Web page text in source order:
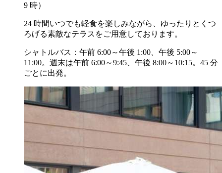
9 時）
24 時間いつでも軽食を楽しみながら、ゆったりとくつ
ろげる素敵なテラスをご用意しております。
シャトルバス：午前 6:00～午後 1:00、午後 5:00～
11:00。週末は午前 6:00～9:45、午後 8:00～10:15。45 分
ごとに出発。